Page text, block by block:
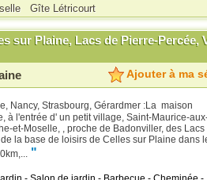
Gîte Létricourt
sur Plaine, Lacs de Pierre-Percée,
Ajouter à ma
Nancy, Strasbourg, Gérardmer :La maison
à l'entrée d' un petit village, Saint-Maurice-
et-Moselle, , proche de Badonviller, des Lacs
la base de loisirs de Celles sur Plaine dans
"